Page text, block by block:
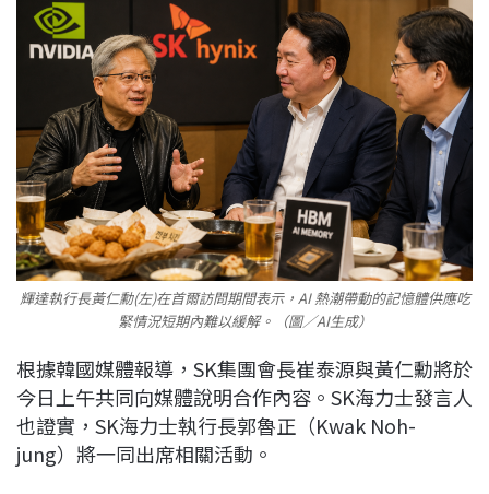
輝達執行長黃仁勳(左)在首爾訪問期間表示，AI 熱潮帶動的記憶體供應吃
緊情況短期內難以緩解。（圖／AI生成）
根據韓國媒體報導，SK集團會長崔泰源與黃仁勳將於
今日上午共同向媒體說明合作內容。SK海力士發言人
也證實，SK海力士執行長郭魯正（Kwak Noh-
jung）將一同出席相關活動。